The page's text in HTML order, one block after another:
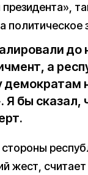
политическое
до
а
демократам
бы сказал,
жест, считает